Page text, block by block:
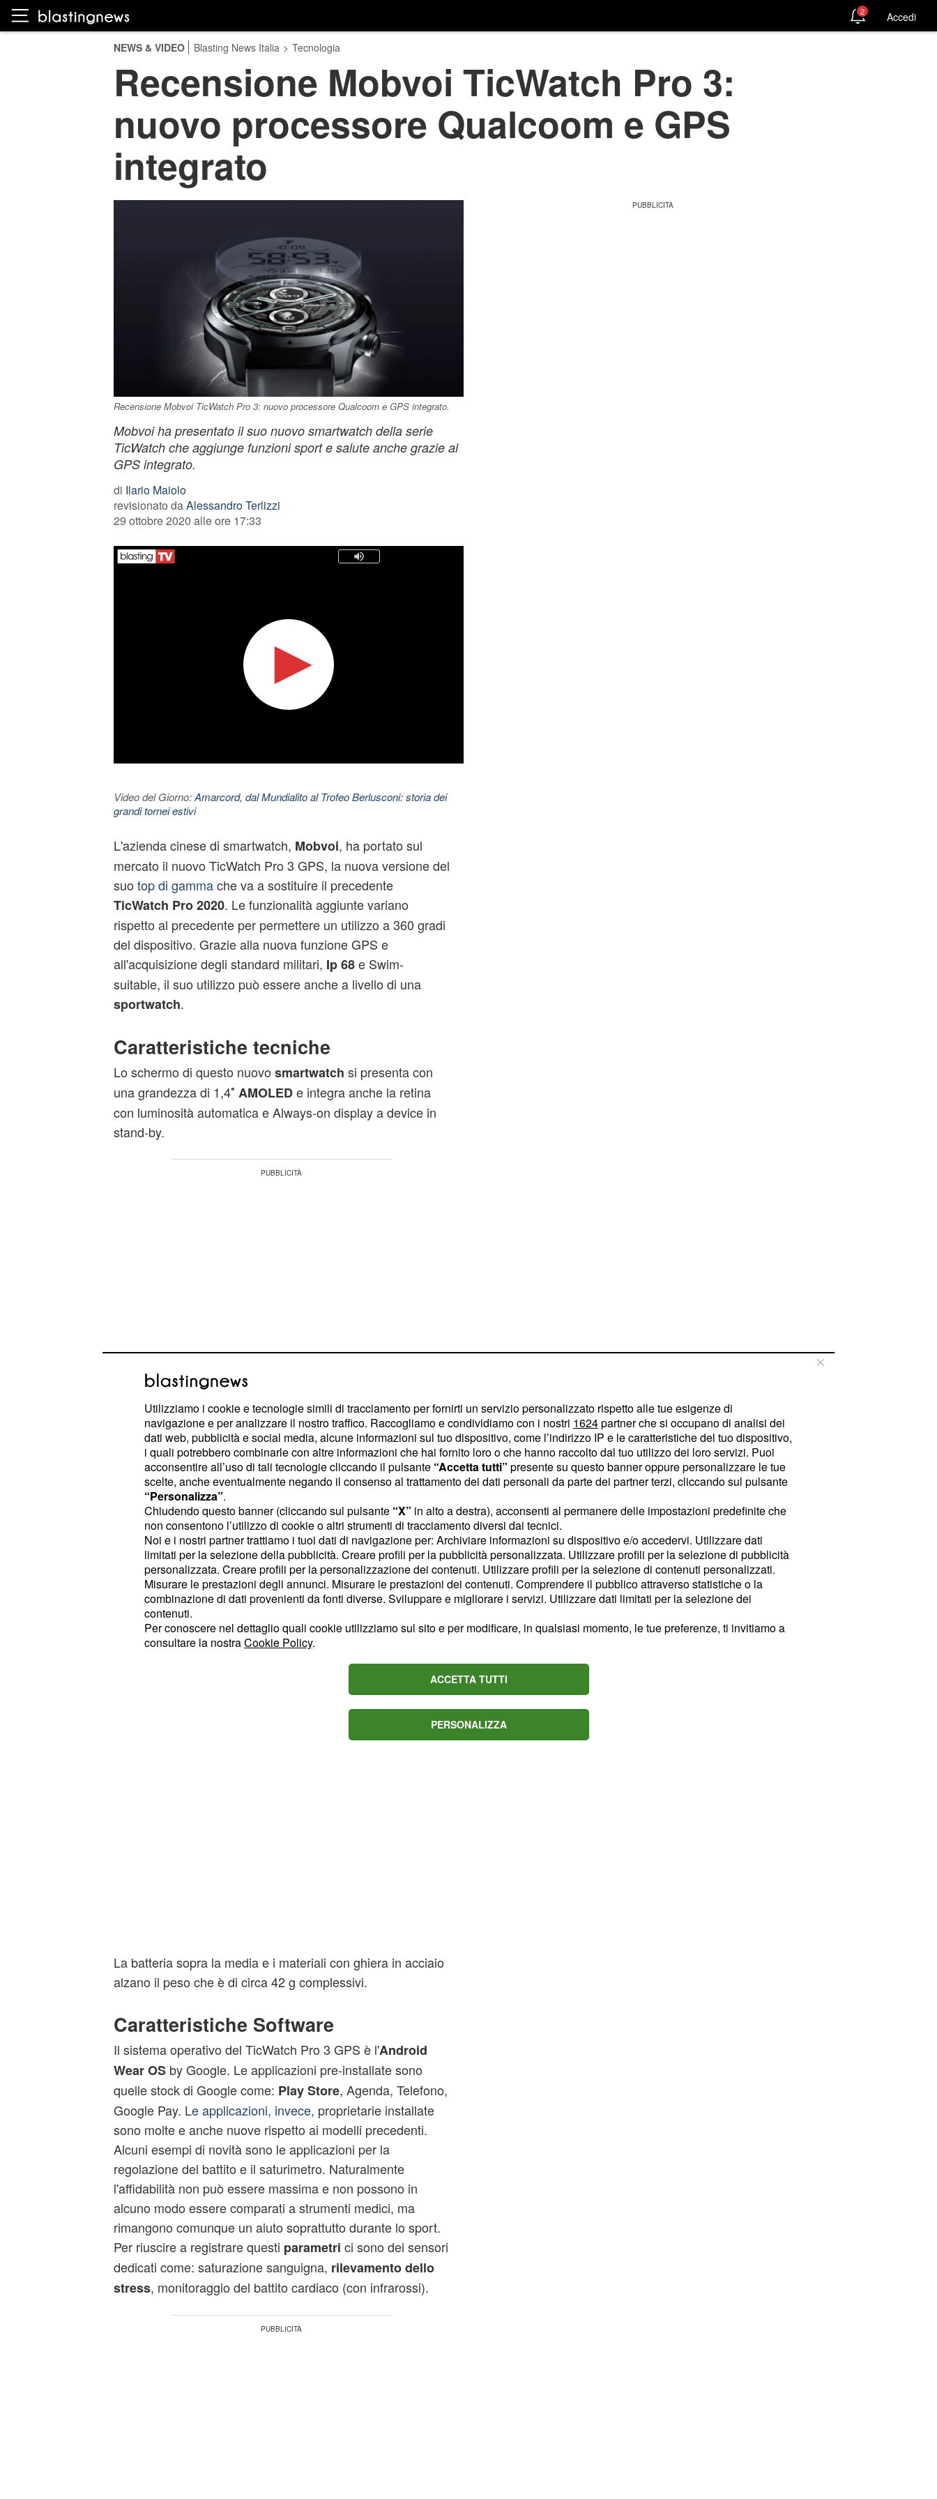
2 Accedi
NEWS & VIDEO Blasting News Italia > Tecnologia
Recensione Mobvoi TicWatch Pro 3:
nuovo processore Qualcoom e GPS
integrato
Recensione Mobvoi TicWatch Pro 3: nuovo processore Qualcoom e GPS integrato.
Mobvoi ha presentato il suo nuovo smartwatch della serie
TicWatch che aggiunge funzioni sport e salute anche grazie al
GPS integrato.
di Ilario Maiolo
revisionato daAlessandro Terlizzi
29 ottobre 2020 alle ore 17:33
Video del Giorno:Amarcord, dal Mundialito al Trofeo Berlusconi: storia dei
grandi tornei estivi
L'azienda cinese di smartwatch, Mobvoi, ha portato sul
mercato il nuovo TicWatch Pro 3 GPS, la nuova versione del
suo top di gammache va a sostituire il precedente
TicWatch Pro 2020. Le funzionalità aggiunte variano
rispetto al precedente per permettere un utilizzo a 360 gradi
del dispositivo. Grazie alla nuova funzione GPS e
all'acquisizione degli standard militari, Ip 68e Swim-
suitable, il suo utilizzo può essere anche a livello di una
sportwatch.
Caratteristiche tecniche
Lo schermo di questo nuovo smartwatch si presenta con
una grandezza di 1,4″ AMOLEDe integra anche la retina
con luminosità automatica e Always-on display a device in
stand-by.
Le dimensioni del quadrante sono 47 millimetri x 48
millimetri e soli 12,2 millimetri di spessore, quest'ultimo dato
lo rende davvero sottile e quindi indossabile anche la notte.
Il processore è unoSnapdragon Wear 4100, novità per
Mobvoi che sostituisce il processore rispetto al modello
precedente. La memoria, invece, si divide in 1 gigabyte per
quanto riguarda la Ram e 8 gigabyte di memoria interna
(ROM). La Ram è sufficiente per supportare tranquillamente
il sistema operativo, ma ci si aspettava un aumento viste
anche tutte le funzionalità che può ospitare in background. Il
cinturino, da 22 millimetri, è in silicone interscambiabile con
altri acquistati separatamente. La batteria è da577 mAh
conclude il suo ciclo di scarico in 72 ore con la modalità
Essential Modela casa
La batteria sopra la media e i materiali con ghiera in acciaio
alzano il peso che è di circa 42 g complessivi.
Caratteristiche Software
Il sistema operativo del TicWatch Pro 3 GPS è l'Android
Wear OSby Google. Le applicazioni pre-installate sono
quelle stock di Google come: Play Store, Agenda, Telefono,
Google Pay. Le applicazioni, invece, proprietarie installate
sono molte e anche nuove rispetto ai modelli precedenti.
Alcuni esempi di novità sono le applicazioni per la
regolazione del battito e il saturimetro. Naturalmente
l'affidabilità non può essere massima e non possono in
alcuno modo essere comparati a strumenti medici, ma
rimangono comunque un aiuto soprattutto durante lo sport.
Per riuscire a registrare questi parametri ci sono dei sensori
dedicati come: saturazione sanguigna, rilevamento dello
stress, monitoraggio del battito cardiaco (con infrarossi).
Utilizziamo i cookie e tecnologie simili di tracciamento per fornirti un servizio personalizzato rispetto alle tue esigenze di
navigazione e per analizzare il nostro traffico. Raccogliamo e condividiamo con i nostri 1624partner che si occupano di analisi dei
dati web, pubblicità e social media, alcune informazioni sul tuo dispositivo, come l’indirizzo IP e le caratteristiche del tuo dispositivo,
i quali potrebbero combinarle con altre informazioni che hai fornito loro o che hanno raccolto dal tuo utilizzo dei loro servizi. Puoi
acconsentire all’uso di tali tecnologie cliccando il pulsante “Accetta tutti” presente su questo banner oppure personalizzare le tue
scelte, anche eventualmente negando il consenso al trattamento dei dati personali da parte dei partner terzi, cliccando sul pulsante
“Personalizza”.
Chiudendo questo banner (cliccando sul pulsante “X” in alto a destra), acconsenti al permanere delle impostazioni predefinite che
non consentono l’utilizzo di cookie o altri strumenti di tracciamento diversi dai tecnici.
Noi e i nostri partner trattiamo i tuoi dati di navigazione per: Archiviare informazioni su dispositivo e/o accedervi. Utilizzare dati
limitati per la selezione della pubblicità. Creare profili per la pubblicità personalizzata. Utilizzare profili per la selezione di pubblicità
personalizzata. Creare profili per la personalizzazione dei contenuti. Utilizzare profili per la selezione di contenuti personalizzati.
Misurare le prestazioni degli annunci. Misurare le prestazioni dei contenuti. Comprendere il pubblico attraverso statistiche o la
combinazione di dati provenienti da fonti diverse. Sviluppare e migliorare i servizi. Utilizzare dati limitati per la selezione dei
contenuti.
Per conoscere nel dettaglio quali cookie utilizziamo sul sito e per modificare, in qualsiasi momento, le tue preferenze, ti invitiamo a
consultare la nostraCookie Policy.
ACCETTA TUTTI
PERSONALIZZA